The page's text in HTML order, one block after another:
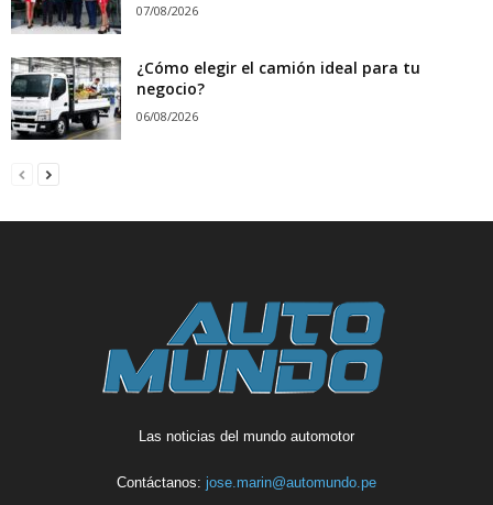
07/08/2026
¿Cómo elegir el camión ideal para tu
negocio?
06/08/2026
Las noticias del mundo automotor
Contáctanos: jose.marin@automundo.pe